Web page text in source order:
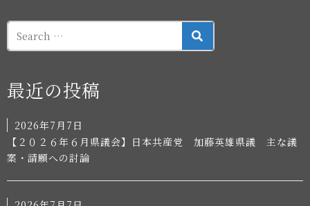
SEARCH
最近の投稿
2026年7月7日
【２０２６年６月県議会】日本共産党 加藤英雄県議 主な議
案・請願への討論